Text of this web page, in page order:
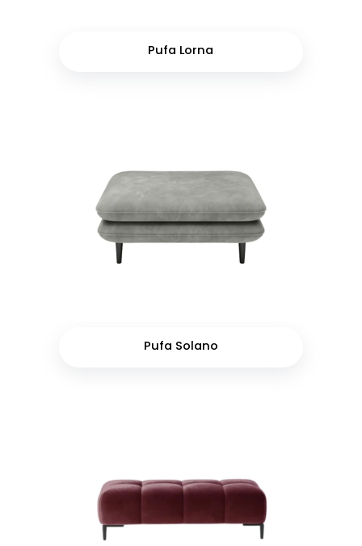
Pufa Lorna
Pufa Solano